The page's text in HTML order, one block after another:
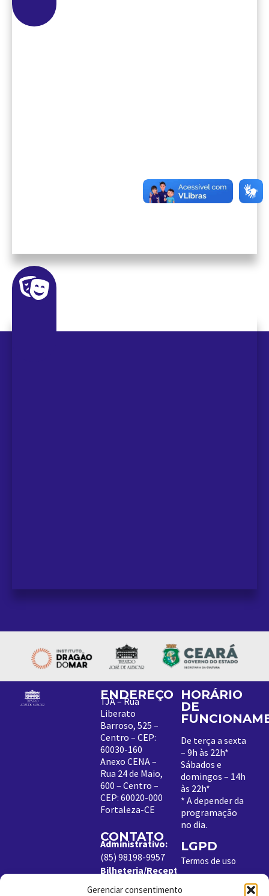
Gerenciar consentimento
ENDEREÇO
TJA – Rua
Liberato
Barroso, 525 –
Centro – CEP:
60030-160
Anexo CENA –
Rua 24 de Maio,
600 – Centro –
CEP: 60020-000
Fortaleza-CE
CONTATO
Administrativo:
(85) 98198-9957
Bilheteria/Receptivo:
(85) 99204-8843
HORÁRIO
DE
De terça a sexta
– 9h às 22h*
Sábados e
domingos – 14h
às 22h*
* A depender da
programação
no dia.
LGPD
Termos de uso